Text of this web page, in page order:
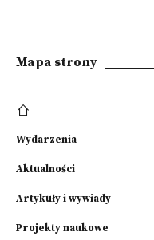
zadaniem
jest&nbsp;wspieranie
literatury
którym
zaistnieć
współczesnym
książki.
Mapa strony
Wydarzenia
Aktualności
Artykuły i wywiady
Projekty naukowe